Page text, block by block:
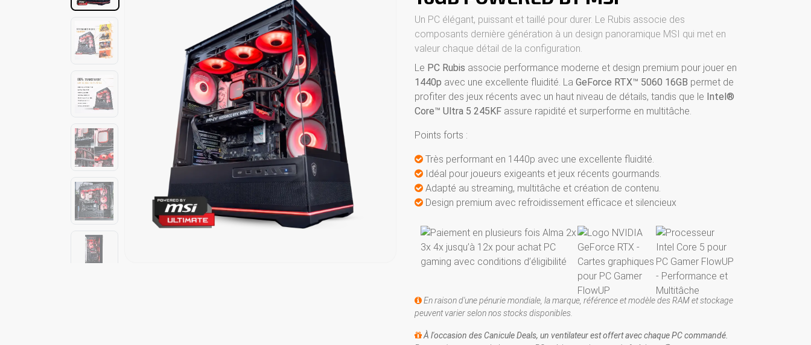
Un PC élégant, puissant et taillé pour durer. Le Rubis associe des
composants dernière génération à un design panoramique MSI qui met en
valeur chaque détail de la configuration.
Le PC Rubis associe performance moderne et design premium pour jouer en
1440p avec une excellente fluidité. La GeForce RTX™ 5060 16GB permet de
profiter des jeux récents avec un haut niveau de détails, tandis que le Intel®
Core™ Ultra 5 245KF assure rapidité et surperforme en multitâche.
Points forts :
Très performant en 1440p avec une excellente fluidité.
Idéal pour joueurs exigeants et jeux récents gourmands.
Adapté au streaming, multitâche et création de contenu.
Design premium avec refroidissement efficace et silencieux
En raison d'une pénurie mondiale, la marque, référence et modèle des RAM et stockage
peuvent varier selon nos stocks disponibles.
À l'occasion des Canicule Deals, un ventilateur est offert avec chaque PC commandé.